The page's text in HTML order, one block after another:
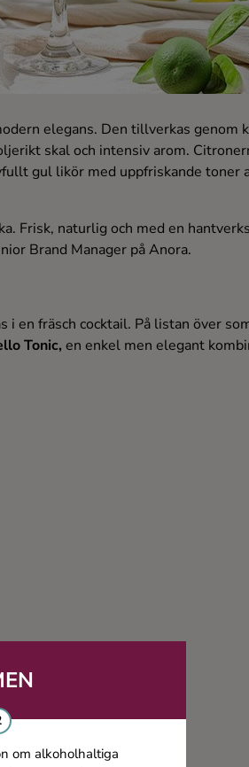
om alkoholhaltiga
elegans. Den tillverkas genom
skal och intensiv arom.
gul likör med uppfriskande toner
Frisk, naturlig och med en
Brand Manager på Anora.
en fräsch cocktail. På listan över
Tonic, en enkel men elegant